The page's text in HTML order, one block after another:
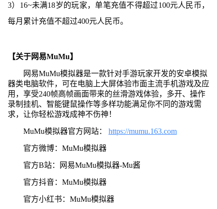
3）16~未满18岁的玩家，单笔充值不得超过100元人民币，
每月累计充值不超过400元人民币。
【关于网易MuMu】
网易MuMu模拟器是一款针对手游玩家开发的安卓模拟
器类电脑软件，可在电脑上大屏体验市面主流手机游戏及应
用，享受240帧高帧画面带来的丝滑游戏体验，多开、操作
录制挂机、智能键鼠操作等多样功能满足你不同的游戏需
求，让你轻松游戏成神不伤神！
MuMu模拟器官方网站： https://mumu.163.com
官方微博：MuMu模拟器
官方B站：网易MuMu模拟器-Mu酱
官方抖音：MuMu模拟器
官方小红书：MuMu模拟器